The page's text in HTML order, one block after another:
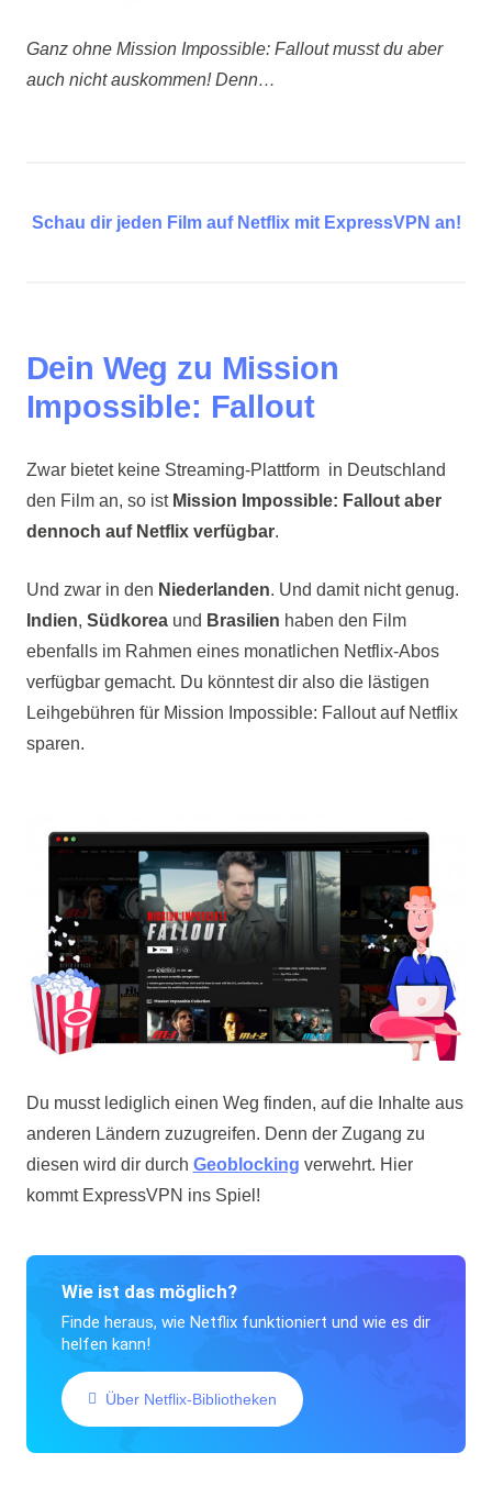
Ganz ohne Mission Impossible: Fallout musst du aber
auch nicht auskommen! Denn…
Schau dir jeden Film auf Netflix mit ExpressVPN an!
Dein Weg zu Mission
Impossible: Fallout
Zwar bietet keine Streaming-Plattform in Deutschland
den Film an, so ist Mission Impossible: Fallout aber
dennoch auf Netflix verfügbar.
Und zwar in den Niederlanden. Und damit nicht genug.
Indien, Südkoreaund Brasilien haben den Film
ebenfalls im Rahmen eines monatlichen Netflix-Abos
verfügbar gemacht. Du könntest dir also die lästigen
Leihgebühren für Mission Impossible: Fallout auf Netflix
sparen.
Du musst lediglich einen Weg finden, auf die Inhalte aus
anderen Ländern zuzugreifen. Denn der Zugang zu
diesen wird dir durch Geoblocking verwehrt. Hier
kommt ExpressVPN ins Spiel!
Wie ist das möglich?
Finde heraus, wie Netflix funktioniert und wie es dir
helfen kann!
Über Netflix-Bibliotheken